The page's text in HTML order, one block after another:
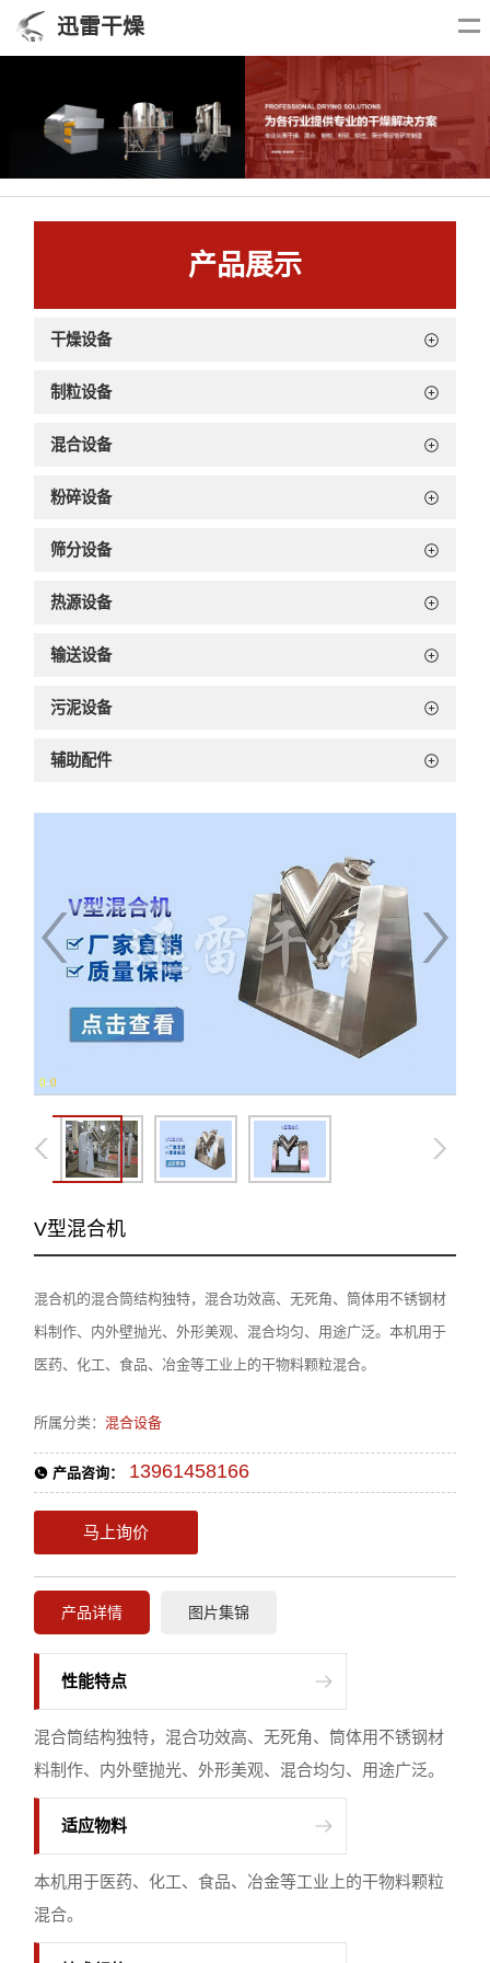
迅雷干燥
产品展示
干燥设备
制粒设备
混合设备
粉碎设备
筛分设备
热源设备
输送设备
污泥设备
辅助配件
0-0
V型混合机
混合机的混合筒结构独特，混合功效高、无死角、筒体用不锈钢材
料制作、内外壁抛光、外形美观、混合均匀、用途广泛。本机用于
医药、化工、食品、冶金等工业上的干物料颗粒混合。
所属分类：混合设备
产品咨询： 13961458166
马上询价
产品详情 图片集锦
性能特点
混合筒结构独特，混合功效高、无死角、筒体用不锈钢材
料制作、内外壁抛光、外形美观、混合均匀、用途广泛。
适应物料
本机用于医药、化工、食品、冶金等工业上的干物料颗粒
混合。